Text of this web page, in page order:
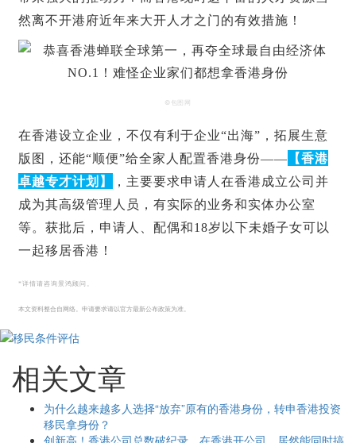
然离不开港府近年来大开人才之门的有效措施！
©包图网
在香港设立企业，不仅有利于企业“出海”，拓展生意
版图，还能“顺便”给全家人配置香港身份—— 【香港
卓越专才计划】
，主要要求申请人在香港成立公司并
成为其高级管理人员，有实际的业务和实体办公室
等。获批后，申请人、配偶和18岁以下未婚子女可以
一起移居香港！
*详情请咨询景鸿顾问。
本文资料整合自网络。申请要求请以官方最新公布政策为准。
相关文章
为什么越来越多人选择“放弃”原有的香港身份，转申香港投资
移民拿身份？
创新高！香港公司总数破纪录，在香港开公司，居然能同时搞